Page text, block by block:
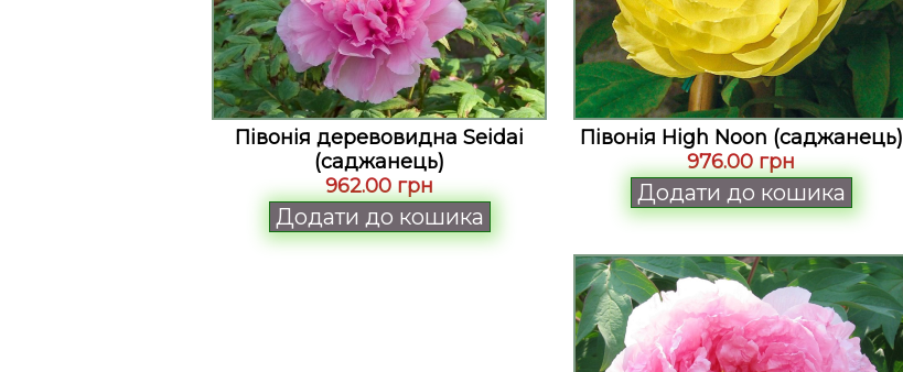
Півонія деревовидна Seidai
(саджанець)
962.00 грн
Додати до кошика
Півонія High Noon (саджанець)
976.00 грн
Додати до кошика